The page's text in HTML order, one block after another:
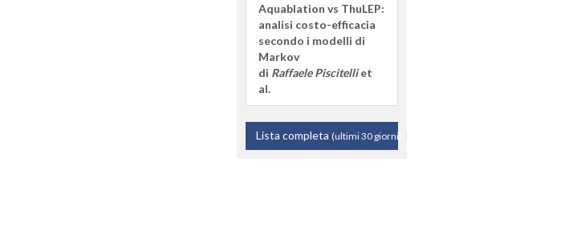
Aquablation vs ThuLEP:
analisi costo-efficacia
secondo i modelli di
Markov
di Raffaele Piscitelliet
al.
Lista completa (ultimi 30 giorni)